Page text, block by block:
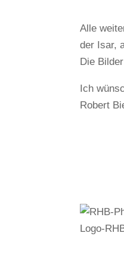
Alle
der Isar,
Die
Ich
Robert
Logo-